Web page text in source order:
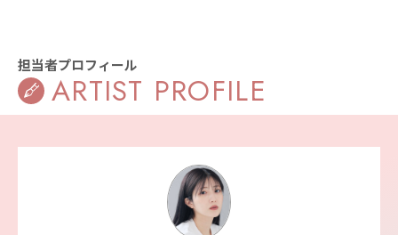
担当者プロフィール
ARTIST PROFILE